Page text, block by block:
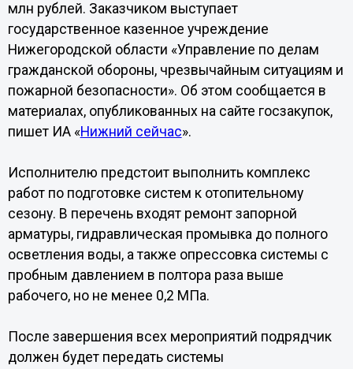
млн рублей. Заказчиком выступает
государственное казенное учреждение
Нижегородской области «Управление по делам
гражданской обороны, чрезвычайным ситуациям и
пожарной безопасности». Об этом сообщается в
материалах, опубликованных на сайте госзакупок,
пишет ИА «Нижний сейчас».
Исполнителю предстоит выполнить комплекс
работ по подготовке систем к отопительному
сезону. В перечень входят ремонт запорной
арматуры, гидравлическая промывка до полного
осветления воды, а также опрессовка системы с
пробным давлением в полтора раза выше
рабочего, но не менее 0,2 МПа.
После завершения всех мероприятий подрядчик
должен будет передать системы